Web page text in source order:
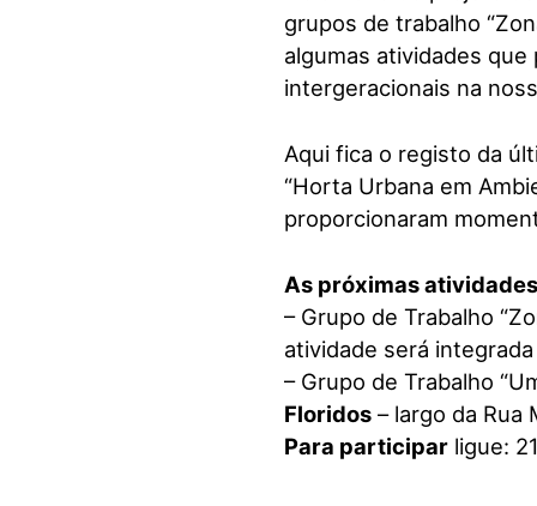
grupos de trabalho
algumas atividades
intergeracionais na
Aqui fica o registo da
“Horta Urbana em
proporcionaram
As próximas
– Grupo de Trabalho
atividade será
– Grupo de Trabalho
Floridos – largo da Rua
Para participar ligue: